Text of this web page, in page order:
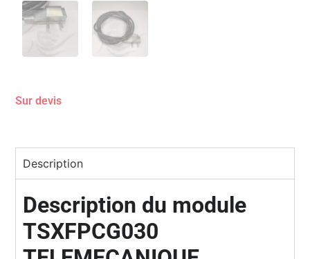
Sur devis
Description
Description du module
TSXFPCG030